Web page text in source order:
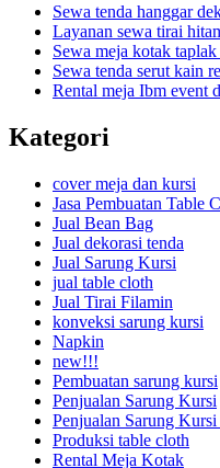
Sewa tenda hanggar
Layanan sewa tirai
Sewa meja kotak
Sewa tenda serut kain
Rental meja Ibm event
Kategori
cover meja dan kursi
Jasa Pembuatan Table
Jual Bean Bag
Jual dekorasi tenda
Jual Sarung Kursi
jual table cloth
Jual Tirai Filamin
konveksi sarung kursi
Napkin
new!!!
Pembuatan sarung kursi
Penjualan Sarung Kursi
Penjualan Sarung
Produksi table cloth
Rental Meja Kotak